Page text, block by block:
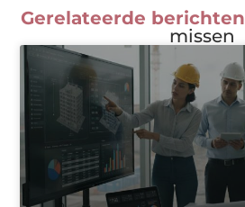
Gerelateerde berichten
missen